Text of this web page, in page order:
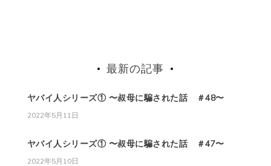
最新の記事
ヤバイ人シリーズ① 〜叔母に騙された話 ＃48〜
2022年5月11日
ヤバイ人シリーズ① 〜叔母に騙された話 ＃47〜
2022年5月10日